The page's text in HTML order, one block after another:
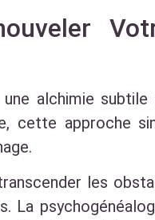
alchimie
cette approche
les
La